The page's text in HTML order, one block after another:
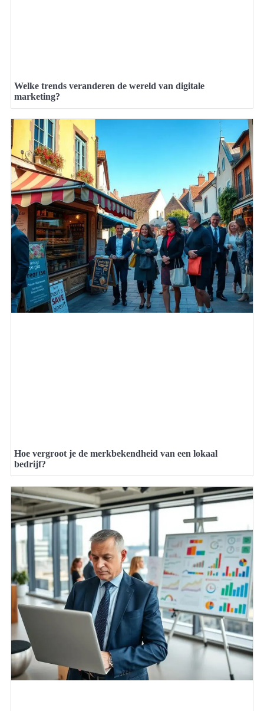
Welke trends veranderen de wereld van digitale
marketing?
Hoe vergroot je de merkbekendheid van een lokaal
bedrijf?